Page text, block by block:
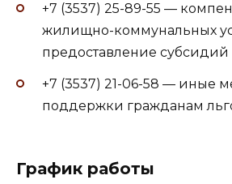
+7 (3537) 25-89-55 —
жилищно-коммунальных
предоставление субсидий
+7 (3537) 21-06-58 — иные
поддержки гражданам
График работы